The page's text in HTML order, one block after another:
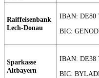
Raiffeisenbank
Lech-Donau
IBAN: DE80
BIC:
Sparkasse
Altbayern
IBAN: DE38
BIC: